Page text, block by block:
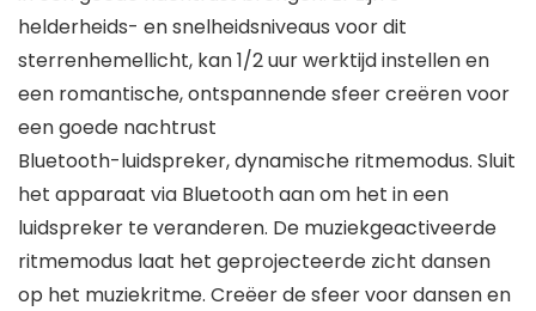
helderheids- en snelheidsniveaus voor dit
sterrenhemellicht, kan 1/2 uur werktijd instellen en
een romantische, ontspannende sfeer creëren voor
een goede nachtrust
Bluetooth-luidspreker, dynamische ritmemodus. Sluit
het apparaat via Bluetooth aan om het in een
luidspreker te veranderen. De muziekgeactiveerde
ritmemodus laat het geprojecteerde zicht dansen
op het muziekritme. Creëer de sfeer voor dansen en